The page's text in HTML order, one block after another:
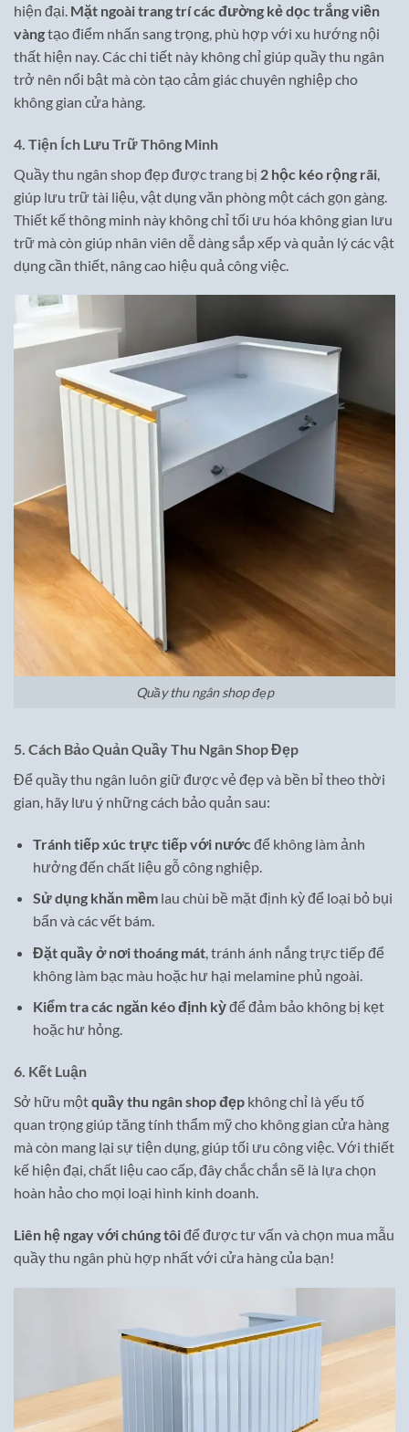
hiện đại. Mặt ngoài trang trí các đường kẻ dọc trắng viền
vàngtạo điểm nhấn sang trọng, phù hợp với xu hướng nội
thất hiện nay. Các chi tiết này không chỉ giúp quầy thu ngân
trở nên nổi bật mà còn tạo cảm giác chuyên nghiệp cho
không gian cửa hàng.
4. Tiện Ích Lưu Trữ Thông Minh
Quầy thu ngân shop đẹp được trang bị 2 hộc kéo rộng rãi
giúp lưu trữ tài liệu, vật dụng văn phòng một cách gọn gàng.
Thiết kế thông minh này không chỉ tối ưu hóa không gian lưu
trữ mà còn giúp nhân viên dễ dàng sắp xếp và quản lý các vật
dụng cần thiết, nâng cao hiệu quả công việc.
Quầy thu ngân shop đẹp
5. Cách Bảo Quản Quầy Thu Ngân Shop Đẹp
Để quầy thu ngân luôn giữ được vẻ đẹp và bền bỉ theo thời
gian, hãy lưu ý những cách bảo quản sau:
Tránh tiếp xúc trực tiếp với nước để không làm ảnh
hưởng đến chất liệu gỗ công nghiệp.
Sử dụng khăn mềmlau chùi bề mặt định kỳ để loại bỏ bụi
bẩn và các vết bám.
Đặt quầy ở nơi thoáng mát, tránh ánh nắng trực tiếp để
không làm bạc màu hoặc hư hại melamine phủ ngoài.
Kiểm tra các ngăn kéo định kỳđể đảm bảo không bị kẹt
hoặc hư hỏng.
6. Kết Luận
Sở hữu mộtquầy thu ngân shop đẹp không chỉ là yếu tố
quan trọng giúp tăng tính thẩm mỹ cho không gian cửa hàng
mà còn mang lại sự tiện dụng, giúp tối ưu công việc. Với thiết
kế hiện đại, chất liệu cao cấp, đây chắc chắn sẽ là lựa chọn
hoàn hảo cho mọi loại hình kinh doanh.
Liên hệ ngay với chúng tôiđể được tư vấn và chọn mua mẫu
quầy thu ngân phù hợp nhất với cửa hàng của bạn!